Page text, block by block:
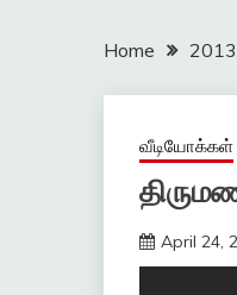
Home 2013
வீடியோக்கள்
April 24,